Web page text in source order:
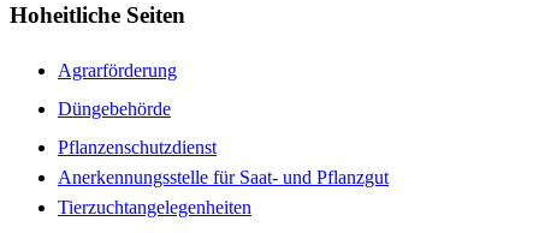
Hoheitliche Seiten
Agrarförderung
Düngebehörde
Pflanzenschutzdienst
Anerkennungsstelle für Saat- und Pflanzgut
Tierzuchtangelegenheiten